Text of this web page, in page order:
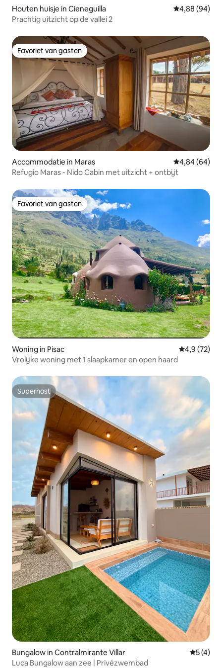
Houten huisje in Cieneguilla Gemiddelde
4,88 (94)
Prachtig uitzicht op de vallei 2
Favoriet van gasten
Favoriet van gasten
Accommodatie in Maras Gemiddelde
4,84 (64)
Refugio Maras - Nido Cabin met uitzicht + ontbijt
Favoriet van gasten
Favoriet van gasten
Woning in Pisac
4,9 (72)
Vrolijke woning met 1 slaapkamer en open haard
Superhost
Superhost
Bungalow in Contralmirante Villar
5 (4)
Luca Bungalow aan zee | Privézwembad